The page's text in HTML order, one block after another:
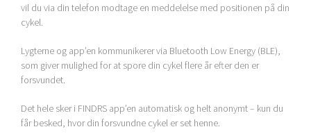
vil du via din telefon modtage en meddelelse med positionen på din
cykel.
Lygterne og app’en kommunikerer via Bluetooth Low Energy (BLE),
som giver mulighed for at spore din cykel flere år efter den er
forsvundet.
Det hele sker i FINDRS app’en automatisk og helt anonymt – kun du
får besked, hvor din forsvundne cykel er set henne.